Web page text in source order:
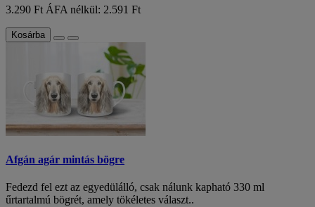
3.290 Ft ÁFA nélkül: 2.591 Ft
Kosárba
Afgán agár mintás bögre
Fedezd fel ezt az egyedülálló, csak nálunk kapható 330 ml
űrtartalmú bögrét, amely tökéletes választ..